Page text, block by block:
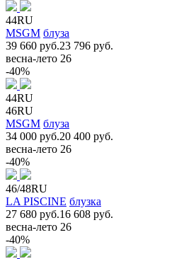
44RU
MSGM блуза
39 660 руб.23 796 руб.
весна-лето 26
-40%
44RU
46RU
MSGM блуза
34 000 руб.20 400 руб.
весна-лето 26
-40%
46/48RU
LA PISCINE блузка
27 680 руб.16 608 руб.
весна-лето 26
-40%